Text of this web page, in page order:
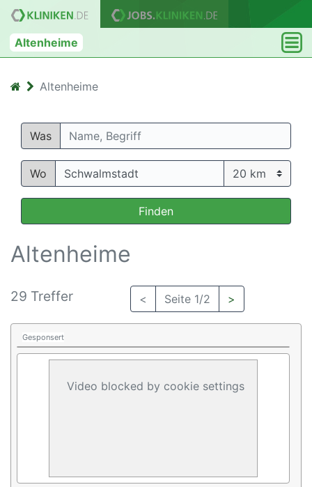
Altenheime
Altenheime
Was
Wo
Finden
Altenheime
29 Treffer < Seite 1/2 >
Gesponsert
Video blocked by cookie settings